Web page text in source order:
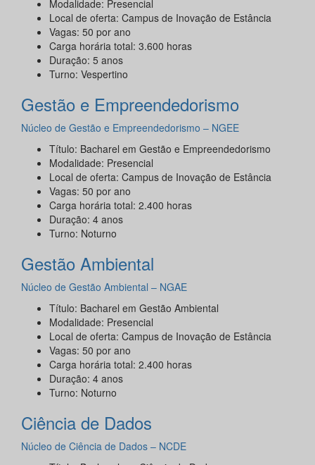
Modalidade: Presencial
Local de oferta: Campus de Inovação de Estância
Vagas: 50 por ano
Carga horária total: 3.600 horas
Duração: 5 anos
Turno: Vespertino
Gestão e Empreendedorismo
Núcleo de Gestão e Empreendedorismo – NGEE
Título: Bacharel em Gestão e Empreendedorismo
Modalidade: Presencial
Local de oferta: Campus de Inovação de Estância
Vagas: 50 por ano
Carga horária total: 2.400 horas
Duração: 4 anos
Turno: Noturno
Gestão Ambiental
Núcleo de Gestão Ambiental – NGAE
Título: Bacharel em Gestão Ambiental
Modalidade: Presencial
Local de oferta: Campus de Inovação de Estância
Vagas: 50 por ano
Carga horária total: 2.400 horas
Duração: 4 anos
Turno: Noturno
Ciência de Dados
Núcleo de Ciência de Dados – NCDE